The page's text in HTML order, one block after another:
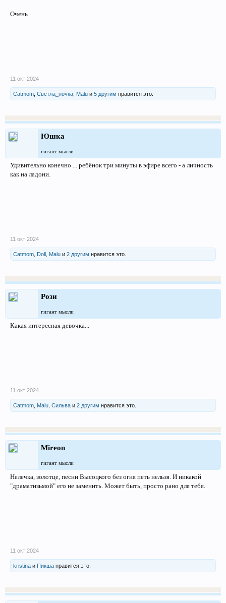
Очень
11 окт 2024
Catmom Светла_ночка Malu и 5 другим нравится это.
Юшка
гигант мысли
Удивительно конечно ... ребёнок три минуты в эфире всего - а личность
как на ладони.
11 окт 2024
Catmom Doll Malu и 2 другим нравится это.
Рози
гигант мысли
Какая интересная девочка...
11 окт 2024
Catmom Malu Сильва и 2 другим нравится это.
Mireon
гигант мысли
Нелечка, золотце, песни Высоцкого без огня петь нельзя. И никакой
"драматизьмой" его не заменить. Может быть, просто рано для тебя.
11 окт 2024
kristina и Пикша нравится это.